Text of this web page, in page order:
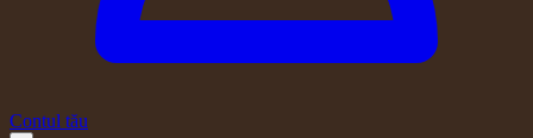
Contul tău